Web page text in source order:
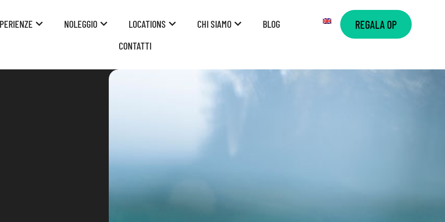
NOLEGGIO LOCATIONS CHI SIAMO
BLOG
CONTATTI
REGALA OP